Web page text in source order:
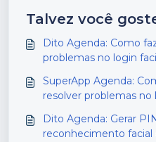
Talvez você
Dito Agenda: Como
problemas no login
SuperApp Agenda:
resolver problemas no
Dito Agenda: Gerar
reconhecimento facial